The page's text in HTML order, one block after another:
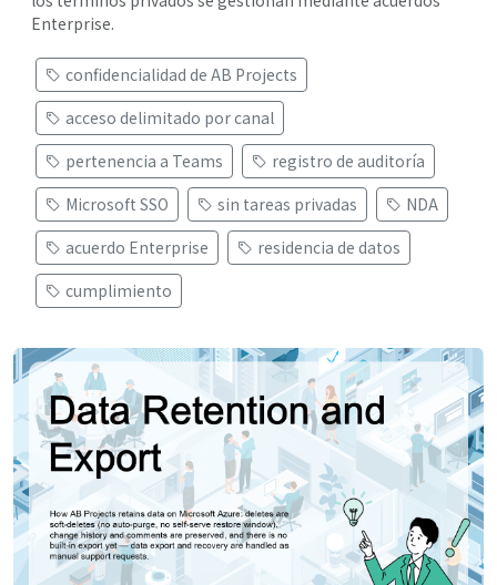
Enterprise.
confidencialidad de AB Projects
acceso delimitado por canal
pertenencia a Teams
registro de auditoría
Microsoft SSO
sin tareas privadas
NDA
acuerdo Enterprise
residencia de datos
cumplimiento